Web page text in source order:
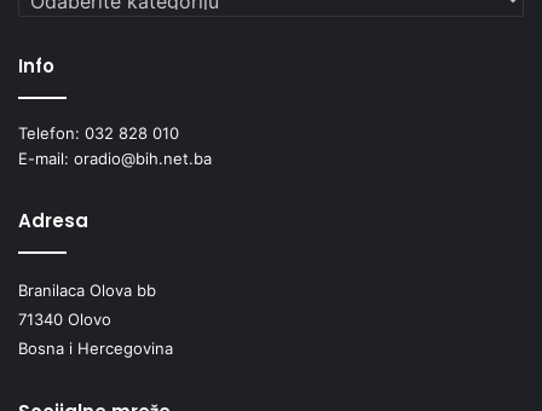
Info
Telefon: 032 828 010
E-mail: oradio@bih.net.ba
Adresa
Branilaca Olova bb
71340 Olovo
Bosna i Hercegovina